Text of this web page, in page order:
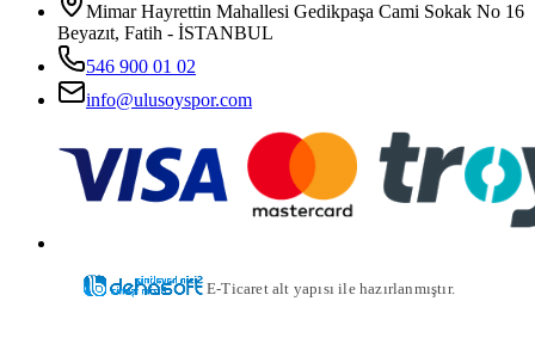
Mimar Hayrettin Mahallesi Gedikpaşa Cami Sokak No 16
Beyazıt, Fatih - İSTANBUL
546 900 01 02
info@ulusoyspor.com
E-Ticaret alt yapısı ile hazırlanmıştır.